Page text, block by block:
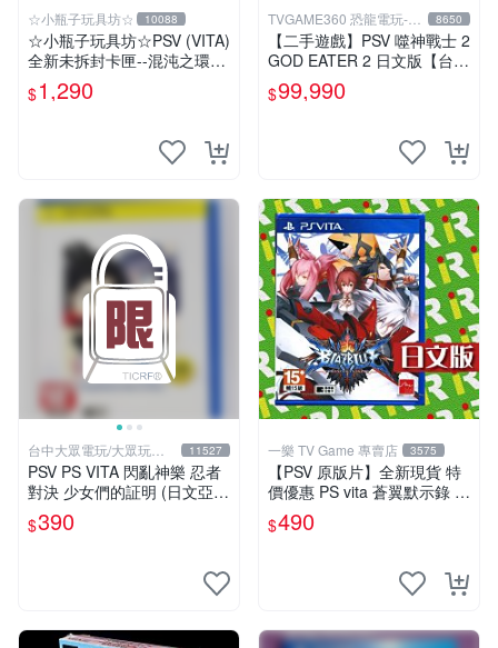
☆小瓶子玩具坊☆ 10088
☆小瓶子玩具坊☆PSV (VITA)
全新未拆封卡匣--混沌之環3
前傳三部曲
$1,290
TVGAME360 恐龍電玩-台
中店
8650
【二手遊戲】PSV 噬神戰士 2
GOD EATER 2 日文版【台中
恐龍電玩】
$99,990
台中大眾電玩/大眾玩具
店
11527
PSV PS VITA 閃亂神樂 忍者
對決 少女們的証明 (日文亞
版)**(二手商品)【台中大眾電
玩】
$390
一樂 TV Game 專賣店 3575
【PSV 原版片】全新現貨 特
價優惠 PS vita 蒼翼默示錄 時
間幻象 BBCP 亞日版 日文版
【台中一樂電玩】
$490